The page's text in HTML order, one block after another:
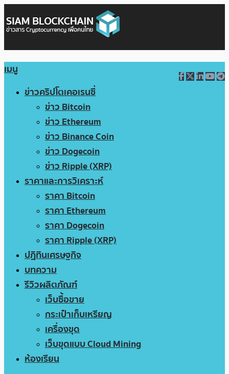
เมนู
ข่าวคริปโตเคอเรนซี่
ข่าว Bitcoin
ข่าว Ethereum
ข่าว Binance Coin
ข่าว Dogecoin
ข่าว Ripple (XRP)
ราคาและการวิเคราะห์
ราคา Bitcoin
ราคา Ethereum
ราคา Dogecoin
ราคา Ripple (XRP)
ปฏิทินเศรษฐกิจ
บทความ
รีวิวผลิตภัณฑ์
เว็บซื้อขาย
กระเป๋าเก็บเหรียญ
เครื่องขุด
เว็บขุดแบบ Cloud Mining
ห้องเรียน